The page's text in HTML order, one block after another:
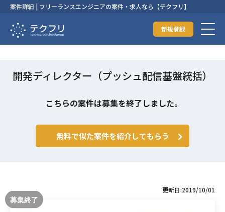
案件詳細 | フリーランスエンジニアの案件・求人なら【テクフリ】
新規登録
開発ディレクター（プッシュ配信基盤統括）
こちらの案件は募集を終了しました。
無料で似た案件を紹介してもらう
更新日:2019/10/01